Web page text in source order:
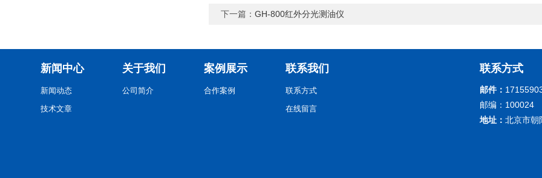
下一篇：GH-800红外分光测油仪
新闻中心
新闻动态
技术文章
关于我们
公司简介
案例展示
合作案例
联系我们
联系方式
在线留言
联系方式
邮件：
邮编：100024
地址： 北京市朝